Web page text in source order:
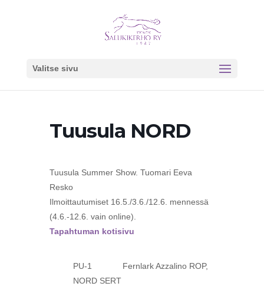
Valitse sivu
Tuusula NORD
Tuusula Summer Show. Tuomari Eeva
Resko
Ilmoittautumiset 16.5./3.6./12.6. mennessä
(4.6.-12.6. vain online).
Tapahtuman kotisivu
PU-1 Fernlark Azzalino ROP,
NORD SERT